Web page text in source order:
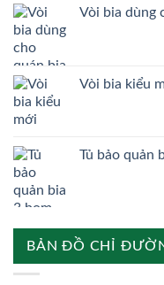
Vòi bia dùng
Vòi bia kiểu
Tủ bảo quản
BẢN ĐỒ CHỈ